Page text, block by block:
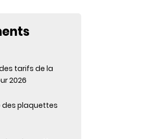
tarifs de la
2026
des plaquettes